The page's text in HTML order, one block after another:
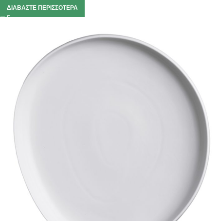
ΔΙΑΒΆΣΤΕ ΠΕΡΙΣΣΌΤΕΡΑ